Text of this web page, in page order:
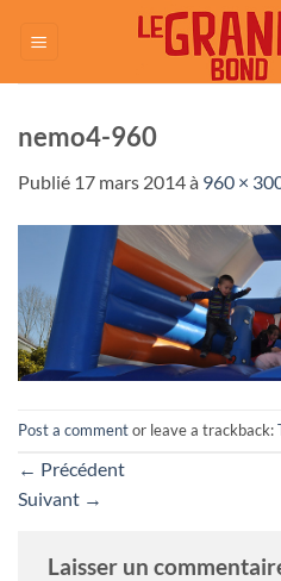
nemo4-960
Publié 17 mars 2014à 960 ×
Post a commentor leave a trackback:
← Précédent
Suivant →
Laisser un